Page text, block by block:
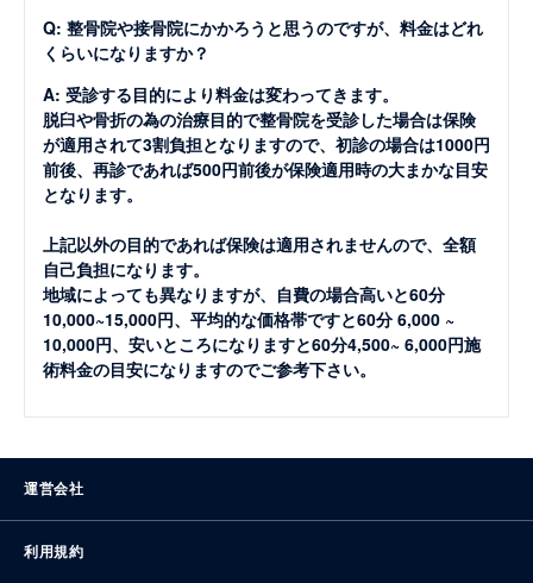
Q: 整骨院や接骨院にかかろうと思うのですが、料金はどれ
くらいになりますか？
A: 受診する目的により料金は変わってきます。
脱臼や骨折の為の治療目的で整骨院を受診した場合は保険
が適用されて3割負担となりますので、初診の場合は1000円
前後、再診であれば500円前後が保険適用時の大まかな目安
となります。
上記以外の目的であれば保険は適用されませんので、全額
自己負担になります。
地域によっても異なりますが、自費の場合高いと60分
10,000~15,000円、平均的な価格帯ですと60分 6,000 ~
10,000円、安いところになりますと60分4,500~ 6,000円施
術料金の目安になりますのでご参考下さい。
運営会社
利用規約